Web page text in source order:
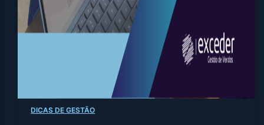
DICAS DE GESTÃO